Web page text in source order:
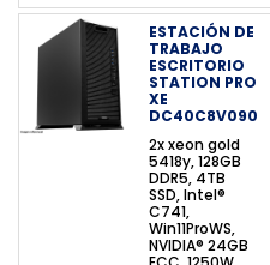
ESTACIÓN DE
TRABAJO
ESCRITORIO
STATION PRO
XE
DC40C8V090
2x xeon gold
5418y, 128GB
DDR5, 4TB
SSD, Intel®
C741,
Win11ProWS,
NVIDIA® 24GB